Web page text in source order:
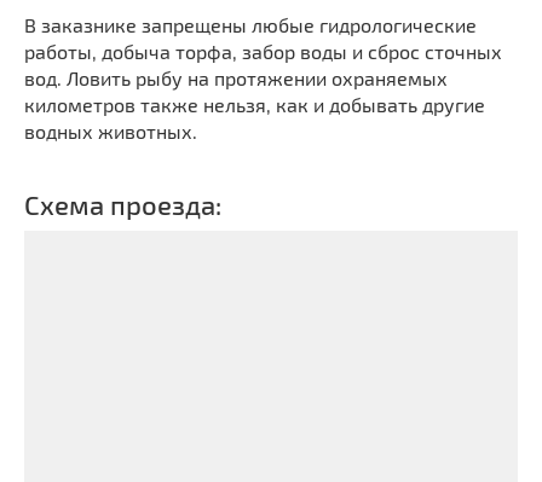
Культурные центры
Театры
Галереи
Концертные залы
В заказнике запрещены любые гидрологические
работы, добыча торфа, забор воды и сброс сточных
вод. Ловить рыбу на протяжении охраняемых
километров также нельзя, как и добывать другие
водных животных.
Схема проезда: